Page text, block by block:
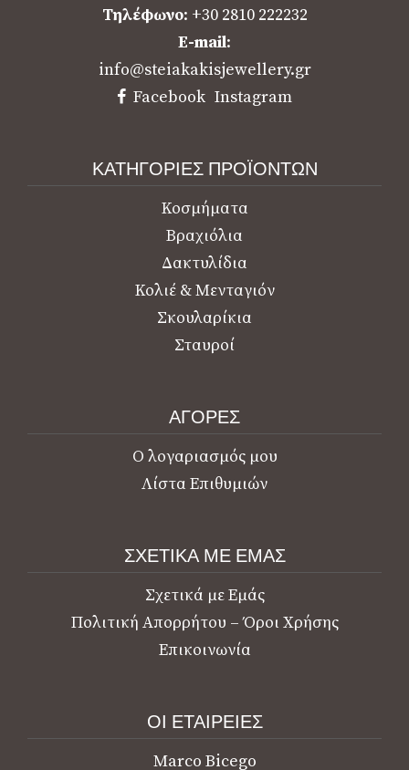
Τηλέφωνο: +30 2810 222232
E-mail:
info@steiakakisjewellery.gr
Facebook Instagram
ΚΑΤΗΓΟΡΙΕΣ ΠΡΟΪΟΝΤΩΝ
Κοσμήματα
Βραχιόλια
Δακτυλίδια
Κολιέ & Μενταγιόν
Σκουλαρίκια
Σταυροί
ΑΓΟΡΕΣ
Ο λογαριασμός μου
Λίστα Επιθυμιών
ΣΧΕΤΙΚΑ ΜΕ ΕΜΑΣ
Σχετικά με Εμάς
Πολιτική Απορρήτου – Όροι Χρήσης
Επικοινωνία
ΟΙ ΕΤΑΙΡΕΙΕΣ
Marco Bicego